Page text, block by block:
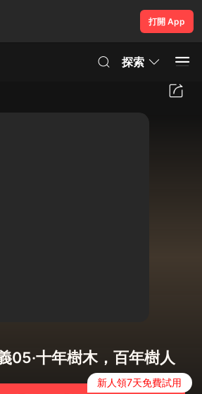
打開 App
探索
05·十年樹木，百年樹人
新人領7天免費試用